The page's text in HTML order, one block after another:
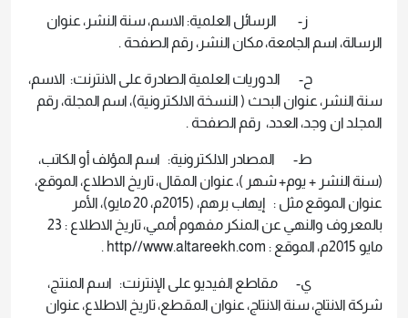
‌ز- الرسائل العلمية: الاسم، سنة النشر، عنوان
الرسالة، اسم الجامعة، مكان النشر، رقم الصفحة .
‌ح- الدوريات العلمية الصادرة على الانترنت: الاسم،
سنة النشر، عنوان البحث ( النسخة الالكترونية)، اسم المجلة، رقم
المجلد ان وجد، العدد، رقم الصفحة .
‌ط- المصادر الالكترونية: اسم المؤلف أو الكاتب،
(سنة النشر + يوم+ شهر )، عنوان المقال، تاريخ الاطلاع، الموقع،
عنوان الموقع مثل : إيهاب برهم، (2015م، 20 مايو)، الأمر
بالمعروف والنهي عن المنكر مفهوم أممي، تاريخ الاطلاع : 23
مايو 2015م، الموقع : http//www.altareekh.com .
‌ي- مقاطع الفيديو على الإنترنت: اسم المنتج،
شركة الانتاج، سنة الانتاج، عنوان المقطع، تاريخ الاطلاع، عنوان